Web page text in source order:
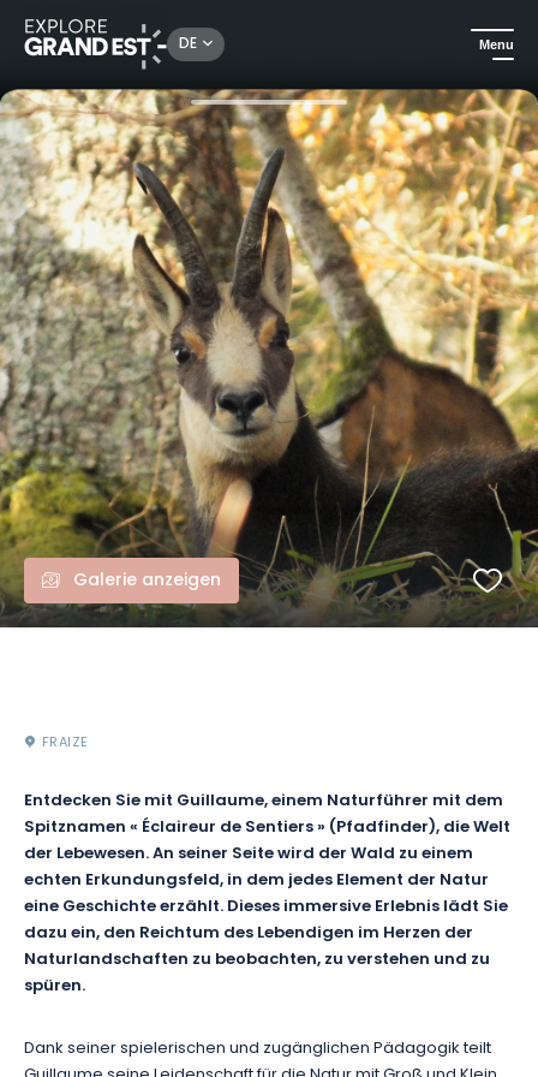
DE Menu
Sehenswertes in der Region Grand Est Entdecken Sie mit einem Naturführer die Geheimnisse des Waldes
Galerie anzeigen
FRAIZE
Entdecken Sie mit Guillaume, einem Naturführer mit dem
Spitznamen « Éclaireur de Sentiers » (Pfadfinder), die Welt
der Lebewesen. An seiner Seite wird der Wald zu einem
echten Erkundungsfeld, in dem jedes Element der Natur
eine Geschichte erzählt. Dieses immersive Erlebnis lädt Sie
dazu ein, den Reichtum des Lebendigen im Herzen der
Naturlandschaften zu beobachten, zu verstehen und zu
spüren.
Dank seiner spielerischen und zugänglichen Pädagogik teilt